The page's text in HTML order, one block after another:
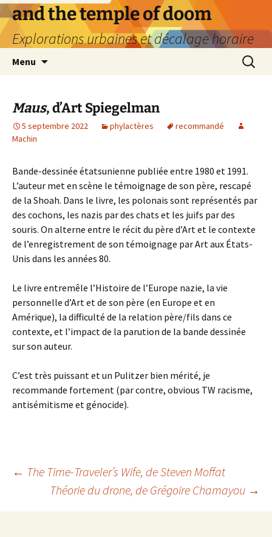
Aller
au
contenu
and the temple of doom
Explorations urbaines et décalage horaire
Menu
Maus, d’Art Spiegelman
5 septembre 2022 phylactères
recommandé
Machin
Bande-dessinée étatsunienne publiée entre 1980 et 1991.
L’auteur met en scène le témoignage de son père, rescapé
de la Shoah. Dans le livre, les polonais sont représentés par
des cochons, les nazis par des chats et les juifs par des
souris. On alterne entre le récit du père d’Art et le contexte
de l’enregistrement de son témoignage par Art aux États-
Unis dans les années 80.
Le livre entremêle l’Histoire de l’Europe nazie, la vie
personnelle d’Art et de son père (en Europe et en
Amérique), la difficulté de la relation père/fils dans ce
contexte, et l’impact de la parution de la bande dessinée
sur son auteur.
C’est très puissant et un Pulitzer bien mérité, je
recommande fortement (par contre, obvious TW racisme,
antisémitisme et génocide).
Navigation
des
← The Time-Traveler’s Wife, de Steven Moffat
Théorie du drone, de Grégoire Chamayou →